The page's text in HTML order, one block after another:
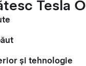
Tesla
și tehnologie